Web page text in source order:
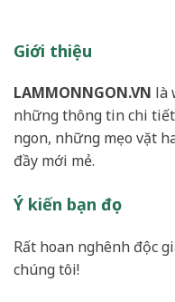
Giới thiệu
LAMMONNGON.VN là
những thông tin chi tiết
ngon, những mẹo vặt
đầy mới mẻ.
Ý kiến bạn đọc
Rất hoan nghênh độc
chúng tôi!